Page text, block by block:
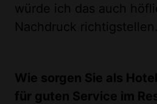
würde ich das auch
Nachdruck richtigstellen.
Wie sorgen Sie als
für guten Service im